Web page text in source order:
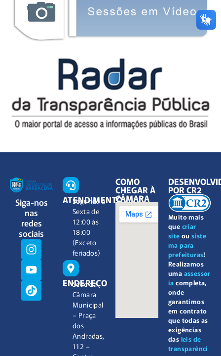
Siga-nos
nas
redes
sociais
ATENDIMENTO
Segunda à
Sexta de
12:00 às
18:00
(Exceto
feriados)
ENDEREÇO
Sede da
Câmara
Municipal
– Praça
dos
Andradas,
112 –
COMO
CHEGAR À
CÂMARA
Muito mais
que criar
site ousiste
ma para
prefeituras!
Realizamos
uma assessor
ia completa,
onde
garantimos
em contrato
que todas as
exigências
das leis de
transparênci
POR CR2